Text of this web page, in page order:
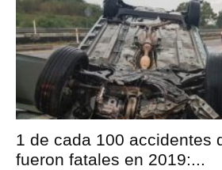
1 de cada 100 accidentes
fueron fatales en 2019:...